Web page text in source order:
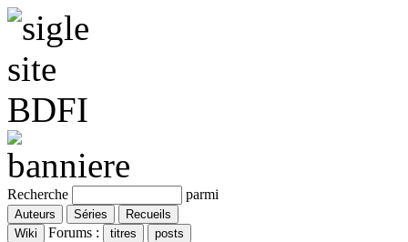
Recherche parmi
Forums :